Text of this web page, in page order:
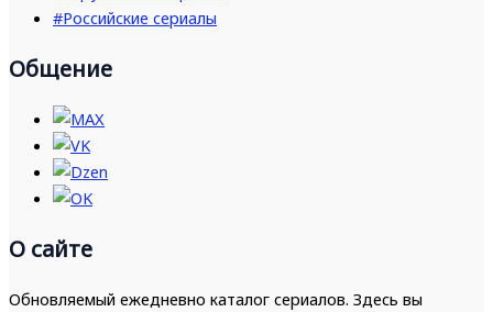
#Российские сериалы
Общение
О сайте
Обновляемый ежедневно каталог сериалов. Здесь вы